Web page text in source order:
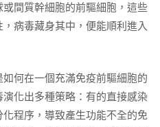
間質幹細胞的前驅細胞，這些
病毒藏身其中，便能順利進入
何在一個充滿免疫前驅細胞的
化出多種策略：有的直接感染
程序，導致產生功能不全的免